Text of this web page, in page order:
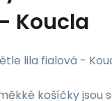
Koucla
lila fialová -
košíčky jsou